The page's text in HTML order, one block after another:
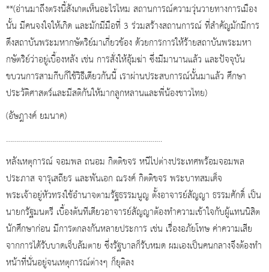
**(อ่านมาถึงตรงนี้สังเกตเห็นอะไรไหม สถานการณ์ความวุ่นวายทางการเมือง
นั้น มีคนจงใจให้เกิด และมักมีมือที่ 3 ร่วมสร้างสถานการณ์ ที่สำคัญมักมีการ
ดึงสถาบันพระมหากษัตริย์มาเกี่ยวข้อง ด้วยการการให้ร้ายสถาบันพระมหา
กษัตริย์ว่าอยู่เบื้องหลัง เช่น การสั่งให้อุ้มฆ่า ซึ่งมีมานานแล้ว และปัจจุบัน
ขบวนการสามกีบก็ใช้วิธีเดียวกันนี้ เราผ่านประสบการณ์นั้นมาแล้ว ศึกษา
ประวัติศาสตร์และมีสติกันให้มากลูกหลานและพี่น้องชาวไทย)
(อัษฎางค์ ยมนาค)
……………………………………………………………………
หลังเหตุการณ์ จอมพล ถนอม กิตติขจร หนีไปต่างประเทศพร้อมจอมพล
ประภาส จารุเสถียร และพันเอก ณรงค์ กิตติขจร พระบาทสมเด็จ
พระเจ้าอยู่หัวทรงใช้อำนาจตามรัฐธรรมนูญ ตั้งอาจารย์สัญญา ธรรมศักดิ์ เป็น
นายกรัฐมนตรี เบื้องต้นทีเดียวอาจารย์สัญญาต้องทำความเข้าใจกับผู้แทนนิสิต
นักศึกษาก่อน มีการตกลงกันหลายประการ เช่น เรื่องอภัยโทษ ค่าความเสีย
จากการได้รับบาดเจ็บล้มตาย ซึ่งรัฐบาลก็รับหมด ผมเองเป็นคนกลางจึงต้องทำ
หน้าที่นั่นอยู่จนเหตุการณ์ต่างๆ ก็ยุติลง